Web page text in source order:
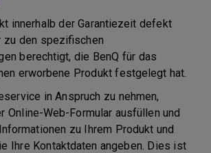
innerhalb der Garantiezeit defekt
zu den spezifischen
berechtigt, die BenQ für das
erworbene Produkt festgelegt hat.
in Anspruch zu nehmen,
Online-Web-Formular ausfüllen und
zu Ihrem Produkt und
Ihre Kontaktdaten angeben. Dies ist